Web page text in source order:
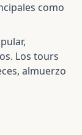
como
Los tours
almuerzo